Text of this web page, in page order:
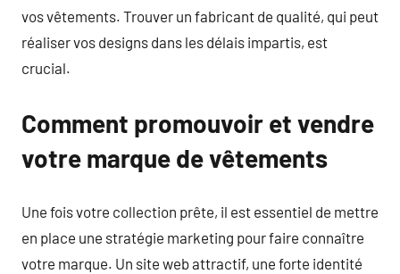
vos vêtements. Trouver un fabricant de qualité, qui peut
réaliser vos designs dans les délais impartis, est
crucial.
Comment promouvoir et vendre
votre marque de vêtements
Une fois votre collection prête, il est essentiel de mettre
en place une stratégie marketing pour faire connaître
votre marque. Un site web attractif, une forte identité